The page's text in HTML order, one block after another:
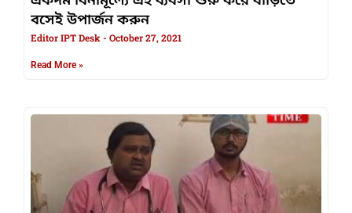
বসেই উপার্জন করুন
Editor IPT Desk October 27, 2021
Read More »